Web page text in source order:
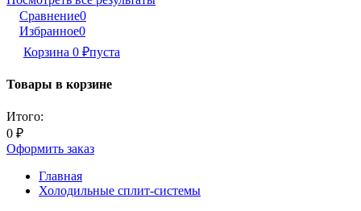
Сравнение0
Избранное0
Корзина 0 ₽пуста
Товары в корзине
Итого:
0 ₽
Оформить заказ
Главная
Холодильные сплит-системы